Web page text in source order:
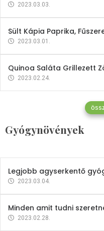
2023.03.03.
Sült Kápia Paprika,
2023.03.01.
Quinoa Saláta Grillezett
2023.02.24.
Gyógynövények
Gyógynövények
Mindent a
2023.12.21.
Legjobb agyserkentő
2023.03.04.
Minden amit tudni
2023.02.28.